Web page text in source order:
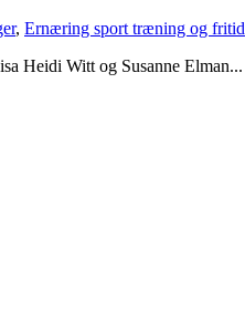
, Ernæring sport træning og fritid
Heidi Witt og Susanne Elman...